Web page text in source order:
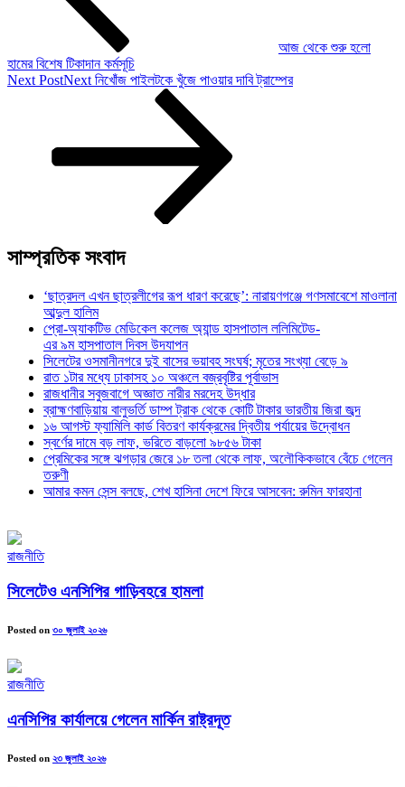
আজ থেকে শুরু হলো
হামের বিশেষ টিকাদান কর্মসূচি
Next PostNext নিখোঁজ পাইলটকে খুঁজে পাওয়ার দাবি ট্রাম্পের
সাম্প্রতিক সংবাদ
‘ছাত্রদল এখন ছাত্রলীগের রূপ ধারণ করেছে’: নারায়ণগঞ্জে গণসমাবেশে মাওলানা
আব্দুল হালিম
প্রো-অ্যাকটিভ মেডিকেল কলেজ অ্যান্ড হাসপাতাল ললিমিটেড-
এর ৯ম হাসপাতাল দিবস উদযাপন
সিলেটের ওসমানীনগরে দুই বাসের ভয়াবহ সংঘর্ষ; মৃতের সংখ্যা বেড়ে ৯
রাত ১টার মধ্যে ঢাকাসহ ১০ অঞ্চলে বজ্রবৃষ্টির পূর্বাভাস
রাজধানীর সবুজবাগে অজ্ঞাত নারীর মরদেহ উদ্ধার
ব্রাহ্মণবাড়িয়ায় বালুভর্তি ডাম্প ট্রাক থেকে কোটি টাকার ভারতীয় জিরা জব্দ
১৬ আগস্ট ফ্যামিলি কার্ড বিতরণ কার্যক্রমের দ্বিতীয় পর্যায়ের উদ্বোধন
স্বর্ণের দামে বড় লাফ, ভরিতে বাড়লো ৯৮৫৬ টাকা
প্রেমিকের সঙ্গে ঝগড়ার জেরে ১৮ তলা থেকে লাফ, অলৌকিকভাবে বেঁচে গেলেন
তরুণী
আমার কমন সেন্স বলছে, শেখ হাসিনা দেশে ফিরে আসবেন: রুমিন ফারহানা
রাজনীতি
সিলেটেও এনসিপির গাড়িবহরে হামলা
Posted on ৩০ জুলাই ২০২৬
রাজনীতি
এনসিপির কার্যালয়ে গেলেন মার্কিন রাষ্ট্রদূত
Posted on ২৩ জুলাই ২০২৬